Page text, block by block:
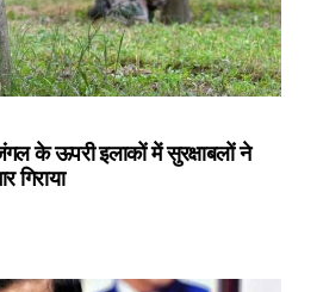
के ऊपरी इलाकों में सुरक्षाबलों ने
गिराया